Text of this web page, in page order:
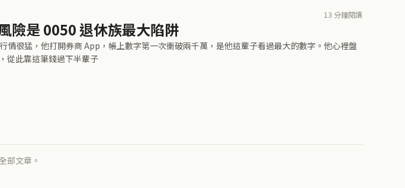
13 分鐘閱讀
險是 0050 退休族最大陷阱
情很猛，他打開券商 App，帳上數字第一次衝破兩千萬，是他這輩子看過最大的數字。他心裡盤
從此靠這筆錢過下半輩子
部文章。